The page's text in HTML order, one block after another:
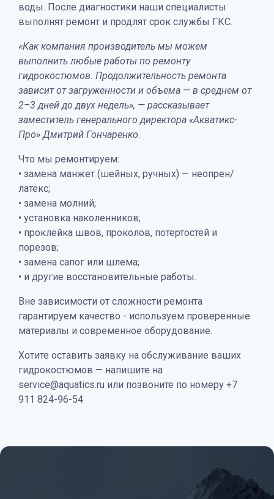
воды. После диагностики наши специалисты
выполнят ремонт и продлят срок службы ГКС.
«Как компания производитель мы можем
выполнить любые работы по ремонту
гидрокостюмов. Продолжительность ремонта
зависит от загруженности и объема — в среднем от
2–3 дней до двух недель», — рассказывает
заместитель генерального директора «Акватикс-
Про» Дмитрий Гончаренко.
Что мы ремонтируем:
• замена манжет (шейных, ручных) — неопрен/
латекс;
• замена молний;
• установка наколенников;
• проклейка швов, проколов, потертостей и
порезов;
• замена сапог или шлема;
• и другие восстановительные работы.
Вне зависимости от сложности ремонта
гарантируем качество - используем проверенные
материалы и современное оборудование.
Хотите оставить заявку на обслуживание ваших
гидрокостюмов — напишите на
service@aquatics.ru или позвоните по номеру +7
911 824-96-54